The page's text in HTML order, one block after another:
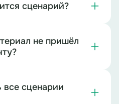
сценарий?
не пришёл
сценарии